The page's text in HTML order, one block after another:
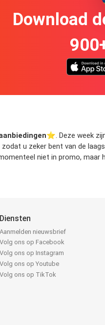
Download
⭐️. Deze week
u zeker bent van de
niet in promo, maar
Diensten
Aanmelden nieuwsbrief
Volg ons op Facebook
Volg ons op Instagram
Volg ons op Youtube
Volg ons op TikTok